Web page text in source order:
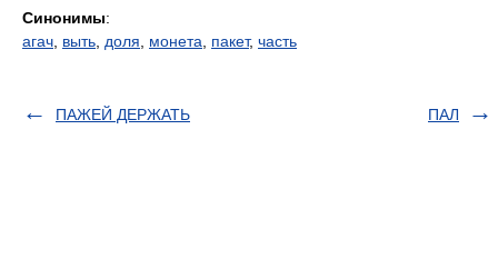
Синонимы:
агач выть доля монета пакет, часть
ПАЖЕЙ ДЕРЖАТЬ ПАЛ